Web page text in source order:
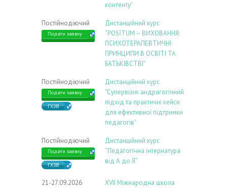
контенту”
Постійнодіючий
Подати заявку
Дистанційний курс
“POSİTUM – ВИХОВАННЯ:
ПСИХОТЕРАПЕВТИЧНІ
ПРИНЦИПИ В ОСВІТІ ТА
БАТЬКІВСТВІ”
Постійнодіючий
Подати заявку
ГХЗВ
Дистанційний курс
"Супервізія: андрагогічний
підхід та практичні кейси
для ефективної підтримки
педагогів"
Постійнодіючий
Подати заявку
ГХЗВ
Дистанційний курс
“Педагогічна інтернатура
від А до Я”
21-27.09.2026
ХVIІ Міжнародна школа